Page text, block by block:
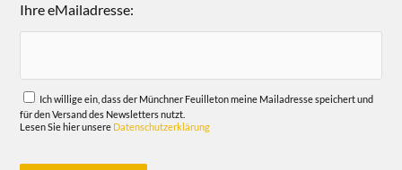
Ihre eMailadresse:
Ich willige ein, dass der Münchner Feuilleton meine Mailadresse speichert und
für den Versand des Newsletters nutzt.
Lesen Sie hier unsere Datenschutzerklärung